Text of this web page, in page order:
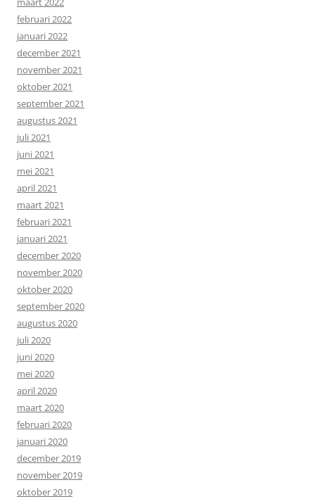
februari 2022
januari 2022
december 2021
november 2021
oktober 2021
september 2021
augustus 2021
juli 2021
juni 2021
mei 2021
april 2021
maart 2021
februari 2021
januari 2021
december 2020
november 2020
oktober 2020
september 2020
augustus 2020
juli 2020
juni 2020
mei 2020
april 2020
maart 2020
februari 2020
januari 2020
december 2019
november 2019
oktober 2019